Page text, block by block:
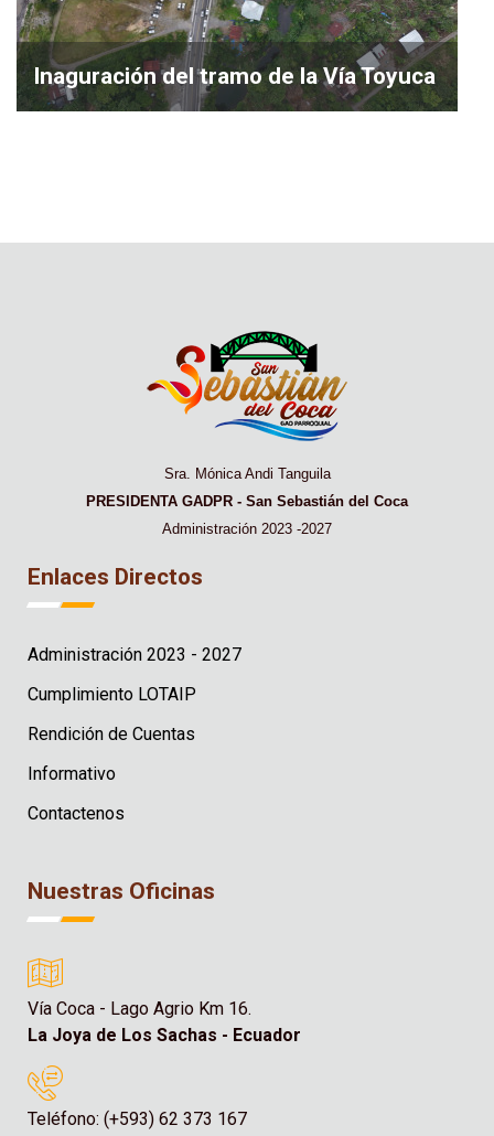
Inaguración del tramo de la Vía Toyuca
Sra. Mónica Andi Tanguila
PRESIDENTA GADPR - San Sebastián del Coca
Administración 2023 -2027
Enlaces Directos
Administración 2023 - 2027
Cumplimiento LOTAIP
Rendición de Cuentas
Informativo
Contactenos
Nuestras Oficinas
Vía Coca - Lago Agrio Km 16.
La Joya de Los Sachas - Ecuador
Teléfono: (+593) 62 373 167